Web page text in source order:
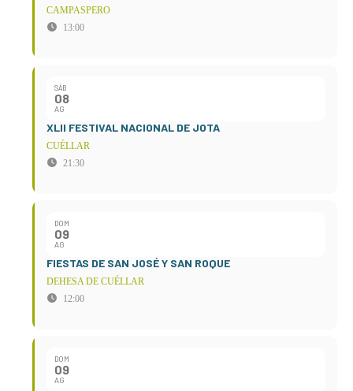
CAMPASPERO
13:00
SÁB
08
AG
XLII FESTIVAL NACIONAL DE JOTA
CUÉLLAR
21:30
DOM
09
AG
FIESTAS DE SAN JOSÉ Y SAN ROQUE
DEHESA DE CUÉLLAR
12:00
DOM
09
AG